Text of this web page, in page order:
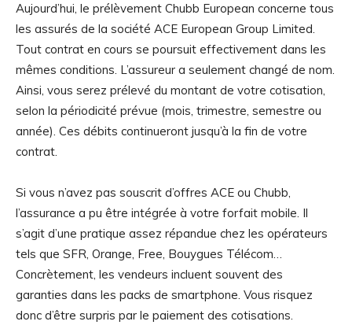
Aujourd’hui, le prélèvement Chubb European concerne tous
les assurés de la société ACE European Group Limited.
Tout contrat en cours se poursuit effectivement dans les
mêmes conditions. L’assureur a seulement changé de nom.
Ainsi, vous serez prélevé du montant de votre cotisation,
selon la périodicité prévue (mois, trimestre, semestre ou
année). Ces débits continueront jusqu’à la fin de votre
contrat.
Si vous n’avez pas souscrit d’offres ACE ou Chubb,
l’assurance a pu être intégrée à votre forfait mobile. Il
s’agit d’une pratique assez répandue chez les opérateurs
tels que SFR, Orange, Free, Bouygues Télécom…
Concrètement, les vendeurs incluent souvent des
garanties dans les packs de smartphone. Vous risquez
donc d’être surpris par le paiement des cotisations.